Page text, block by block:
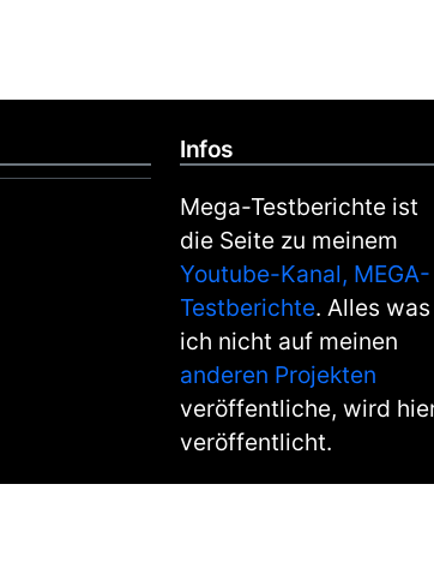
Infos
Mega-Testberichte ist
die Seite zu meinem
Youtube-Kanal, MEGA-
Testberichte. Alles was
ich nicht auf meinen
anderen Projekten
veröffentliche, wird
veröffentlicht.